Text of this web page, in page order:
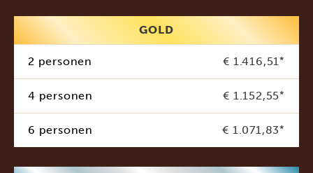
GOLD
2 personen € 1.416,51*
4 personen € 1.152,55*
6 personen € 1.071,83*